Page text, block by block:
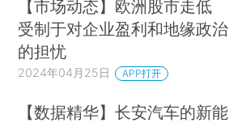
【市场动态】欧洲股市走低
受制于对企业盈利和地缘政治
的担忧
2024年04月25日 APP打开
【数据精华】长安汽车的新能